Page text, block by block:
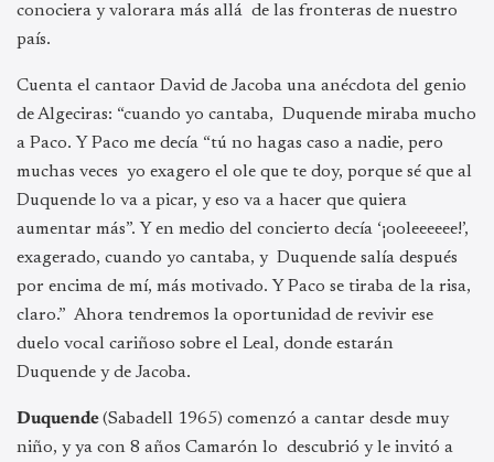
conociera y valorara más allá de las fronteras de nuestro
país.
Cuenta el cantaor David de Jacoba una anécdota del genio
de Algeciras: “cuando yo cantaba, Duquende miraba mucho
a Paco. Y Paco me decía “tú no hagas caso a nadie, pero
muchas veces yo exagero el ole que te doy, porque sé que al
Duquende lo va a picar, y eso va a hacer que quiera
aumentar más”. Y en medio del concierto decía ‘¡ooleeeeee!’,
exagerado, cuando yo cantaba, y Duquende salía después
por encima de mí, más motivado. Y Paco se tiraba de la risa,
claro.” Ahora tendremos la oportunidad de revivir ese
duelo vocal cariñoso sobre el Leal, donde estarán
Duquende y de Jacoba.
Duquende(Sabadell 1965) comenzó a cantar desde muy
niño, y ya con 8 años Camarón lo descubrió y le invitó a